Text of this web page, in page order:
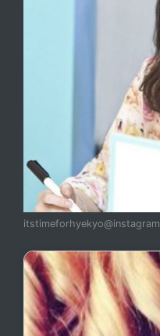
itstimeforhyekyo@instagram